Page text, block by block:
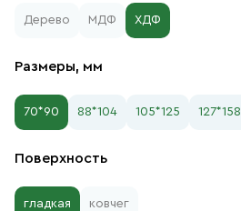
Дерево МДФ ХДФ
Размеры, мм
70*90 88*104 105*125 127*158
Поверхность
гладкая ковчег